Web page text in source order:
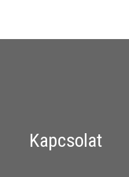
Kapcsolat